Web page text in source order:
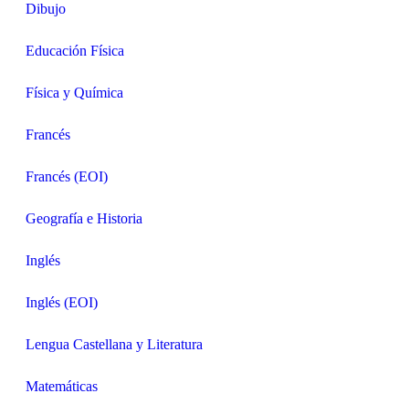
Dibujo
Educación Física
Física y Química
Francés
Francés (EOI)
Geografía e Historia
Inglés
Inglés (EOI)
Lengua Castellana y Literatura
Matemáticas